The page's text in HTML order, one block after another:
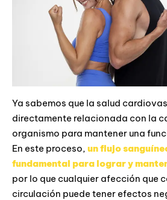
Ya sabemos que la salud
directamente relacionada con la
organismo para mantener una
En este proceso, un flujo
fundamental para lograr y
por lo que cualquier afección que
circulación puede tener efectos